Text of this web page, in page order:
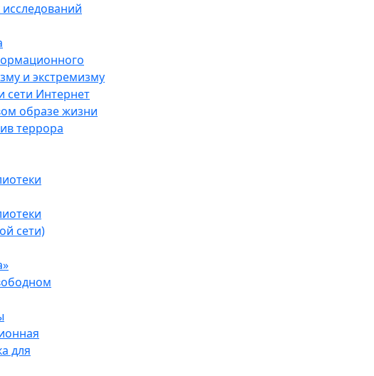
и экстремизму
сети Интернет
образе жизни
террора
сети)
для